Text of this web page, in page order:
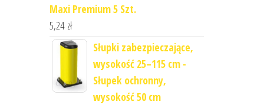
Maxi Premium 5 Szt.
5,24 zł
Słupki zabezpieczające,
wysokość 25–115 cm -
Słupek ochronny,
wysokość 50 cm